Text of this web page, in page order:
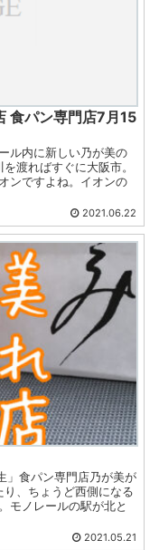
食パン専門店7月15
ル内に新しい乃が美の
渡ればすぐに大阪市。
ンですよね。イオンの
2021.06.22
」食パン専門店乃が美が
、ちょうど西側になる
モノレールの駅が北と
2021.05.21